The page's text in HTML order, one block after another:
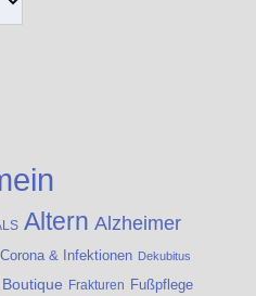
Altern Alzheimer
Corona & Infektionen Dekubitus
Frakturen Fußpflege